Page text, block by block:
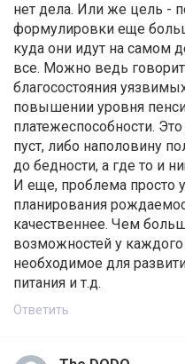
нет дела. Или же цель -
формулировки еще
куда они идут на самом
все. Можно ведь
благосостояния
повышении уровня
платежеспособности.
пуст, либо наполовину
до бедности, а где то и
И еще, проблема просто
планирования
качественнее. Чем
возможностей у каждого
необходимое для
питания и т.д.
Ответить